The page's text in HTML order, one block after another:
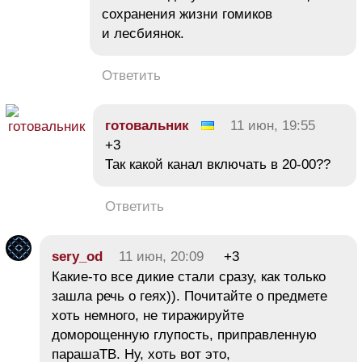
сохранения жизни гомиков
и лесбиянок.
Ответить
готовальник
11 июн, 19:55
+3
Так какой канал включать в 20-00??
Ответить
sery_od 11 июн, 20:09
+3
Какие-то все дикие стали сразу, как только
зашла речь о геях)). Почитайте о предмете
хоть немного, не тиражируйте
доморощенную глупость, приправленную
парашаТВ. Ну, хоть вот это,